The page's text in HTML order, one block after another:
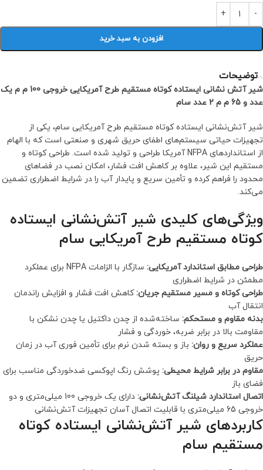
افزودن به سبد خرید
توضیحات
شیر آتش نشانی ایستاده کوتاه مستقیم طرح آمریکایی خروجی 100 م م یک
عدد و 65 م م 2 عدد سام
شیر آتش‌نشانی ایستاده کوتاه مستقیم طرح آمریکایی سام، یکی از
تجهیزات حیاتی سیستم‌های اطفای حریق شهری و صنعتی است که با الهام
از استانداردهای NFPA آمریکا طراحی و تولید شده است. طراحی کوتاه و
مستقیم این شیر، علاوه بر کاهش افت فشار، امکان نصب در فضاهای
محدود را فراهم کرده و تأمین سریع و پایدار آب را در شرایط اضطراری تضمین
می‌کند.
ویژگی‌های کلیدی شیر آتش‌نشانی ایستاده
کوتاه مستقیم طرح آمریکایی سام
طراحی مطابق استاندارد آمریکایی:
سازگار با الزامات NFPA برای عملکرد
مطمئن در شرایط اضطراری
طراحی کوتاه و مسیر مستقیم جریان: کاهش افت فشار و افزایش راندمان
انتقال آب
بدنه مقاوم و مستحکم: ساخته‌شده از چدن داکتیل یا چدن نشکن با
مقاومت بالا در برابر ضربه، خوردگی و فشار
عملکرد سریع و روان: باز و بسته شدن نرم برای تأمین فوری آب در زمان
حریق
مقاوم در برابر شرایط محیطی: پوشش رنگ اپوکسی ضدخوردگی مناسب برای
فضای باز
اتصال استاندارد شیلنگ آتش‌نشانی:
دارای یک خروجی 100 میلی‌متری و دو
خروجی 65 میلی‌متری با قابلیت اتصال آسان تجهیزات آتش‌نشانی
کاربردهای شیر آتش‌نشانی ایستاده کوتاه
مستقیم سام